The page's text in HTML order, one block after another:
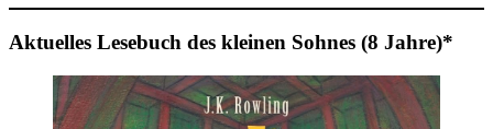
Aktuelles Lesebuch des kleinen Sohnes (8 Jahre)*